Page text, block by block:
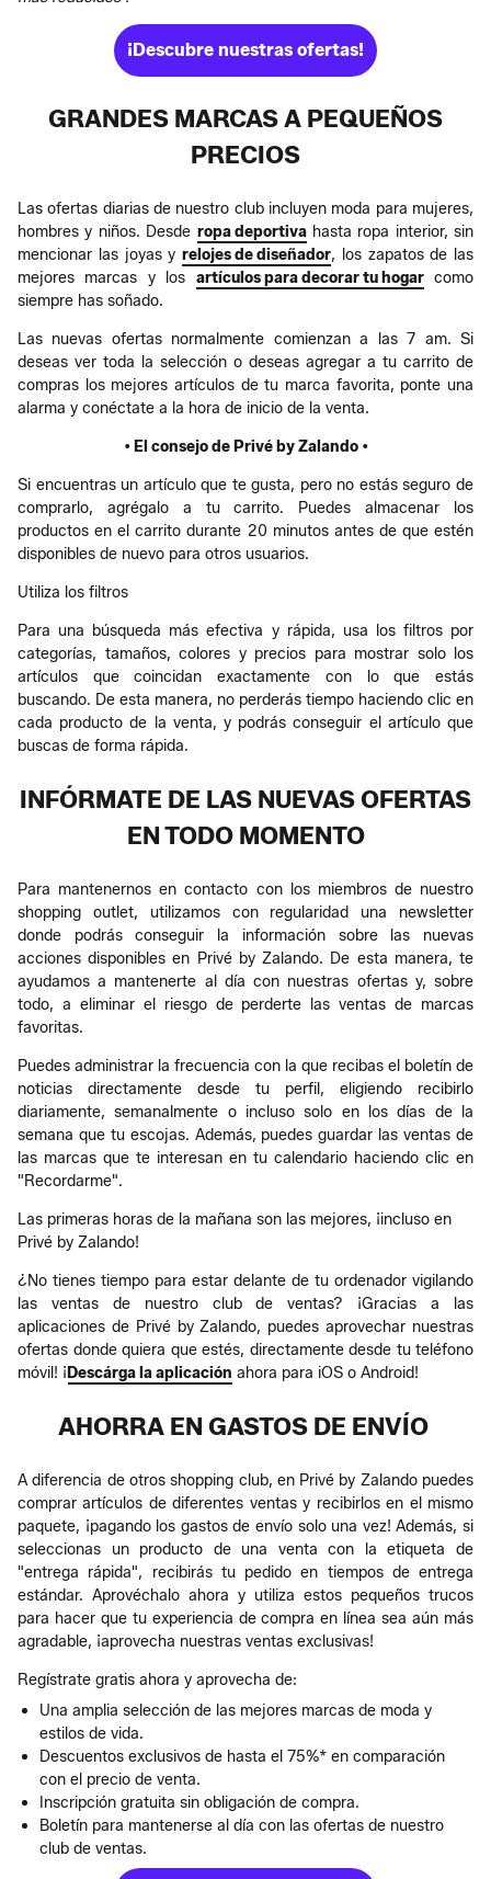
¡Descubre nuestras ofertas!
GRANDES MARCAS A PEQUEÑOS
PRECIOS
Las ofertas diarias de nuestro club incluyen moda para mujeres,
hombres y niños. Desde ropa deportivahasta ropa interior, sin
mencionar las joyas y relojes de diseñador, los zapatos de las
mejores marcas y los artículos para decorar tu hogarcomo
siempre has soñado.
Las nuevas ofertas normalmente comienzan a las 7 am. Si
deseas ver toda la selección o deseas agregar a tu carrito de
compras los mejores artículos de tu marca favorita, ponte una
alarma y conéctate a la hora de inicio de la venta.
• El consejo de Privé by Zalando •
Si encuentras un artículo que te gusta, pero no estás seguro de
comprarlo, agrégalo a tu carrito. Puedes almacenar los
productos en el carrito durante 20 minutos antes de que estén
disponibles de nuevo para otros usuarios.
Utiliza los filtros
Para una búsqueda más efectiva y rápida, usa los filtros por
categorías, tamaños, colores y precios para mostrar solo los
artículos que coincidan exactamente con lo que estás
buscando. De esta manera, no perderás tiempo haciendo clic en
cada producto de la venta, y podrás conseguir el artículo que
buscas de forma rápida.
INFÓRMATE DE LAS NUEVAS OFERTAS
EN TODO MOMENTO
Para mantenernos en contacto con los miembros de nuestro
shopping outlet, utilizamos con regularidad una newsletter
donde podrás conseguir la información sobre las nuevas
acciones disponibles en Privé by Zalando. De esta manera, te
ayudamos a mantenerte al día con nuestras ofertas y, sobre
todo, a eliminar el riesgo de perderte las ventas de marcas
favoritas.
Puedes administrar la frecuencia con la que recibas el boletín de
noticias directamente desde tu perfil, eligiendo recibirlo
diariamente, semanalmente o incluso solo en los días de la
semana que tu escojas. Además, puedes guardar las ventas de
las marcas que te interesan en tu calendario haciendo clic en
"Recordarme".
Las primeras horas de la mañana son las mejores, ¡incluso en
Privé by Zalando!
¿No tienes tiempo para estar delante de tu ordenador vigilando
las ventas de nuestro club de ventas? ¡Gracias a las
aplicaciones de Privé by Zalando, puedes aprovechar nuestras
ofertas donde quiera que estés, directamente desde tu teléfono
móvil! ¡ Descárga la aplicación ahora para iOS o Android!
AHORRA EN GASTOS DE ENVÍO
A diferencia de otros shopping club, en Privé by Zalando puedes
comprar artículos de diferentes ventas y recibirlos en el mismo
paquete, ¡pagando los gastos de envío solo una vez! Además, si
seleccionas un producto de una venta con la etiqueta de
"entrega rápida", recibirás tu pedido en tiempos de entrega
estándar. Aprovéchalo ahora y utiliza estos pequeños trucos
para hacer que tu experiencia de compra en línea sea aún más
agradable, ¡aprovecha nuestras ventas exclusivas!
Regístrate gratis ahora y aprovecha de:
Una amplia selección de las mejores marcas de moda y
estilos de vida.
Descuentos exclusivos de hasta el 75%* en comparación
con el precio de venta.
Inscripción gratuita sin obligación de compra.
Boletín para mantenerse al día con las ofertas de nuestro
club de ventas.